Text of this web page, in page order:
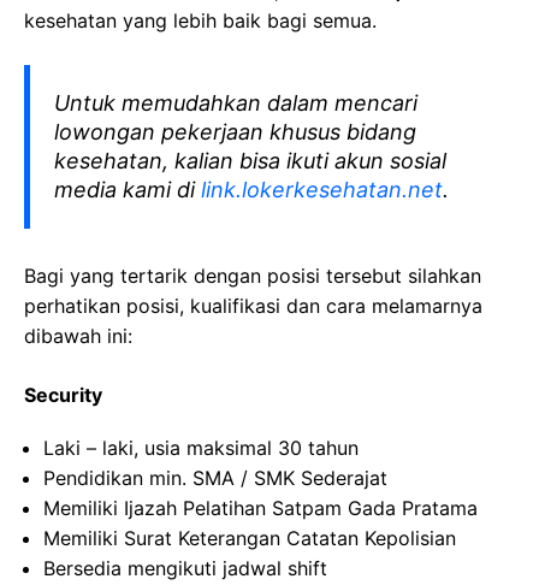
kesehatan yang lebih baik bagi semua.
Untuk memudahkan dalam mencari
lowongan pekerjaan khusus bidang
kesehatan, kalian bisa ikuti akun sosial
media kami dilink.lokerkesehatan.net.
Bagi yang tertarik dengan posisi tersebut silahkan
perhatikan posisi, kualifikasi dan cara melamarnya
dibawah ini:
Security
Laki – laki, usia maksimal 30 tahun
Pendidikan min. SMA / SMK Sederajat
Memiliki Ijazah Pelatihan Satpam Gada Pratama
Memiliki Surat Keterangan Catatan Kepolisian
Bersedia mengikuti jadwal shift